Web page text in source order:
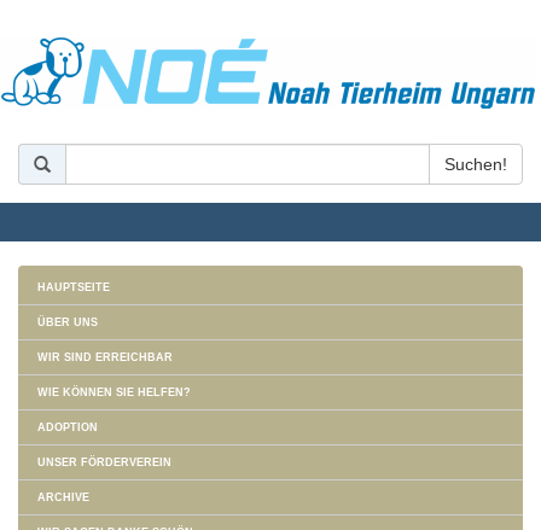
HAUPTSEITE
ÜBER UNS
WIR SIND ERREICHBAR
WIE KÖNNEN SIE HELFEN?
ADOPTION
UNSER FÖRDERVEREIN
ARCHIVE